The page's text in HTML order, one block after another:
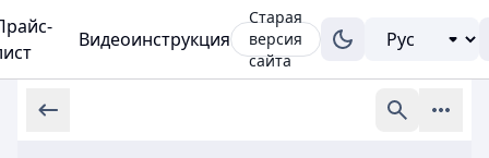
Видеоинструкция
Старая
версия
сайта